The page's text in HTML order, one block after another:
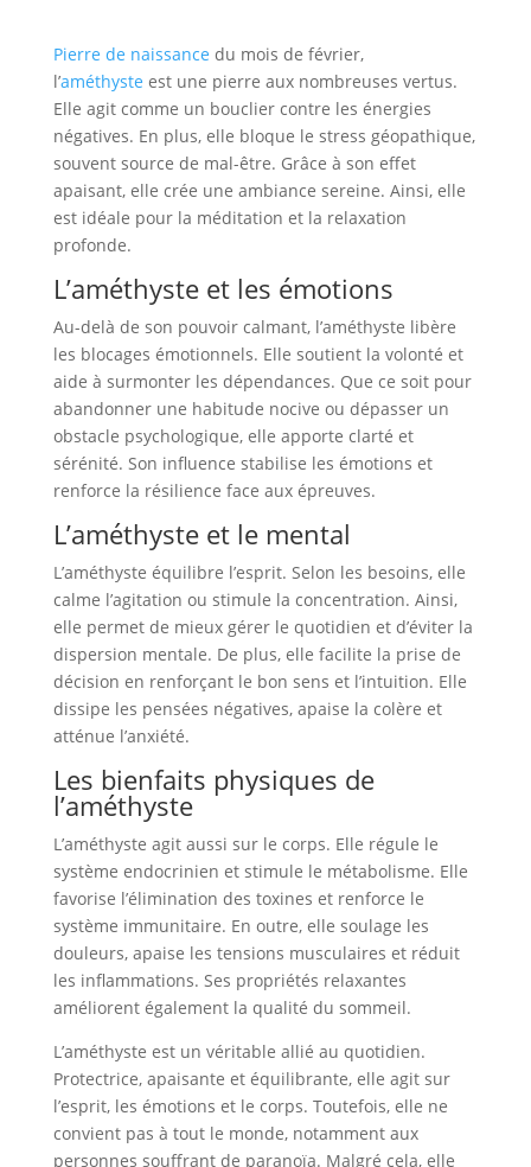
plaqué
argent
Pierre de naissance du mois de février,
l’améthyste est une pierre aux nombreuses vertus.
Elle agit comme un bouclier contre les énergies
négatives. En plus, elle bloque le stress géopathique,
souvent source de mal-être. Grâce à son effet
apaisant, elle crée une ambiance sereine. Ainsi, elle
est idéale pour la méditation et la relaxation
profonde.
L’améthyste et les émotions
Au-delà de son pouvoir calmant, l’améthyste libère
les blocages émotionnels. Elle soutient la volonté et
aide à surmonter les dépendances. Que ce soit pour
abandonner une habitude nocive ou dépasser un
obstacle psychologique, elle apporte clarté et
sérénité. Son influence stabilise les émotions et
renforce la résilience face aux épreuves.
L’améthyste et le mental
L’améthyste équilibre l’esprit. Selon les besoins, elle
calme l’agitation ou stimule la concentration. Ainsi,
elle permet de mieux gérer le quotidien et d’éviter la
dispersion mentale. De plus, elle facilite la prise de
décision en renforçant le bon sens et l’intuition. Elle
dissipe les pensées négatives, apaise la colère et
atténue l’anxiété.
Les bienfaits physiques de
l’améthyste
L’améthyste agit aussi sur le corps. Elle régule le
système endocrinien et stimule le métabolisme. Elle
favorise l’élimination des toxines et renforce le
système immunitaire. En outre, elle soulage les
douleurs, apaise les tensions musculaires et réduit
les inflammations. Ses propriétés relaxantes
améliorent également la qualité du sommeil.
L’améthyste est un véritable allié au quotidien.
Protectrice, apaisante et équilibrante, elle agit sur
l’esprit, les émotions et le corps. Toutefois, elle ne
convient pas à tout le monde, notamment aux
personnes souffrant de paranoïa. Malgré cela, elle